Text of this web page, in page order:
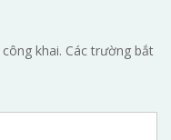
khai. Các trường bắt